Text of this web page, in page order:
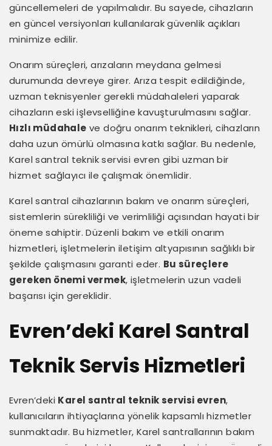
güncellemeleri de yapılmalıdır. Bu sayede, cihazların
en güncel versiyonları kullanılarak güvenlik açıkları
minimize edilir.
Onarım süreçleri, arızaların meydana gelmesi
durumunda devreye girer. Arıza tespit edildiğinde,
uzman teknisyenler gerekli müdahaleleri yaparak
cihazların eski işlevselliğine kavuşturulmasını sağlar.
Hızlı müdahale ve doğru onarım teknikleri, cihazların
daha uzun ömürlü olmasına katkı sağlar. Bu nedenle,
Karel santral teknik servisi evren gibi uzman bir
hizmet sağlayıcı ile çalışmak önemlidir.
Karel santral cihazlarının bakım ve onarım süreçleri,
sistemlerin sürekliliği ve verimliliği açısından hayati bir
öneme sahiptir. Düzenli bakım ve etkili onarım
hizmetleri, işletmelerin iletişim altyapısının sağlıklı bir
şekilde çalışmasını garanti eder. Bu süreçlere
gereken önemi vermek, işletmelerin uzun vadeli
başarısı için gereklidir.
Evren’deki Karel Santral
Teknik Servis Hizmetleri
Evren’deki Karel santral teknik servisi evren,
kullanıcıların ihtiyaçlarına yönelik kapsamlı hizmetler
sunmaktadır. Bu hizmetler, Karel santrallarının bakım